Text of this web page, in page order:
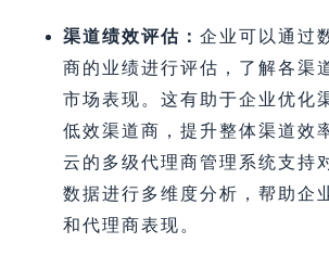
渠道绩效评估： 企业可以通过
商的业绩进行评估，了解各渠
市场表现。这有助于企业优化
低效渠道商，提升整体渠道效
云的多级代理商管理系统支持
数据进行多维度分析，帮助企
和代理商表现。